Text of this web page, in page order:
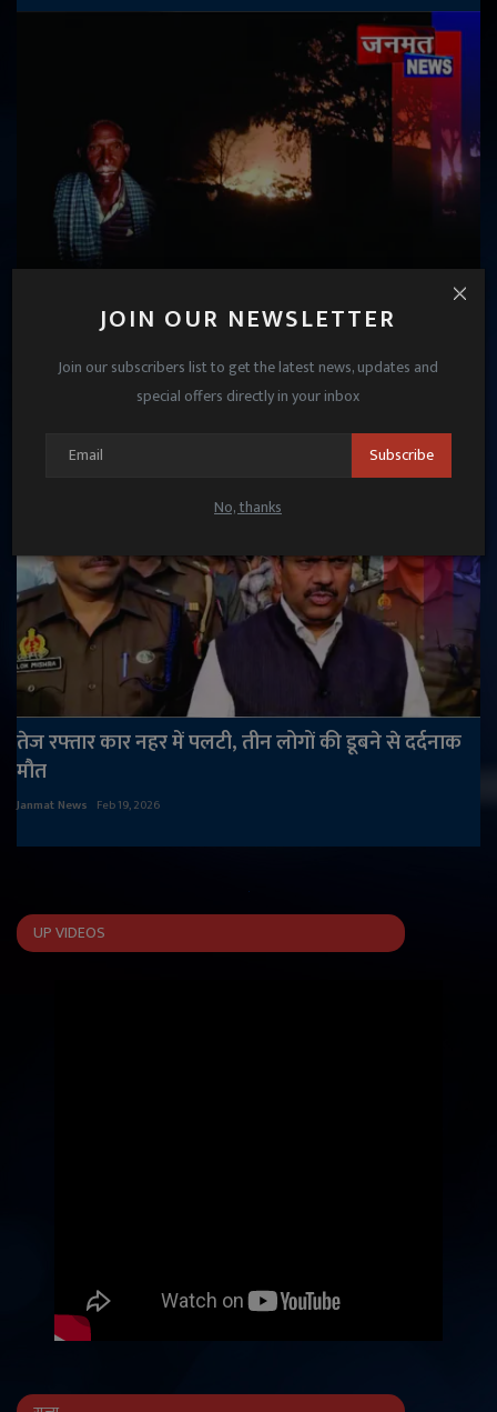
JOIN OUR NEWSLETTER
Join our subscribers list to get the latest news, updates and
special offers directly in your inbox
Subscribe
No, thanks
कायमगंज नगर पालिका के कूड़ा केंद्र में भीषण आग, लुदइयाँ
गांव में मची अफरा-तफरी
तेज रफ्तार कार नहर में पलटी, तीन लोगों की डूबने से दर्दनाक
मौत
Janmat News Feb 19, 2026
UP VIDEOS